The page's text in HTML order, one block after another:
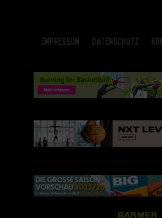
Impressum Datenschutz